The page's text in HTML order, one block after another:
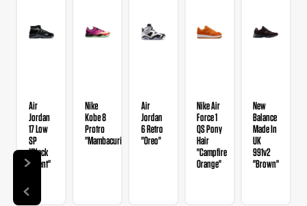
Air
Jordan
17 Low
SP
"Black
Patent"
Nike
Kobe 8
Protro
"Mambacurial"
Air
Jordan
6 Retro
"Oreo"
Nike Air
Force 1
QS Pony
Hair
"Campfire
Orange"
New
Balance
Made In
UK
991v2
"Brown"